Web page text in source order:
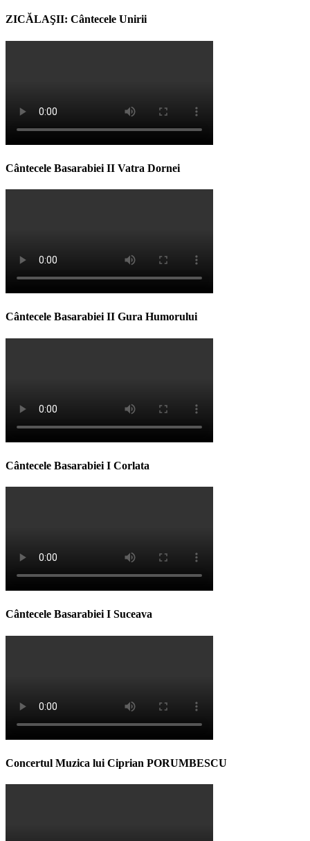
ZICĂLAŞII: Cântecele Unirii
Cântecele Basarabiei II Vatra Dornei
Cântecele Basarabiei II Gura Humorului
Cântecele Basarabiei I Corlata
Cântecele Basarabiei I Suceava
Concertul Muzica lui Ciprian PORUMBESCU